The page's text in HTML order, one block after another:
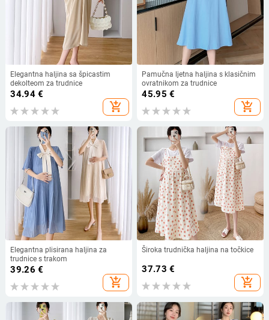
Elegantna haljina sa špicastim
dekolteom za trudnice
34.94€
add_shopping_cart
Pamučna ljetna haljina s klasičnim
ovratnikom za trudnice
45.95 €
add_shopping_cart
Elegantna plisirana haljina za
trudnice s trakom
39.26 €
add_shopping_cart
Široka trudnička haljina na točkice
37.73 €
add_shopping_cart